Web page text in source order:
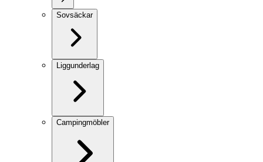
Sovsäckar
Liggunderlag
Campingmöbler